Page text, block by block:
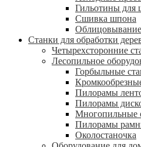
Гильотины для
Сшивка шпона
Станки для обработки
Четырехсторонние
Лесопильное
Горбыльные
Пилорамы
Пилорамы
Многопильные
Пилорамы
Околостаночка